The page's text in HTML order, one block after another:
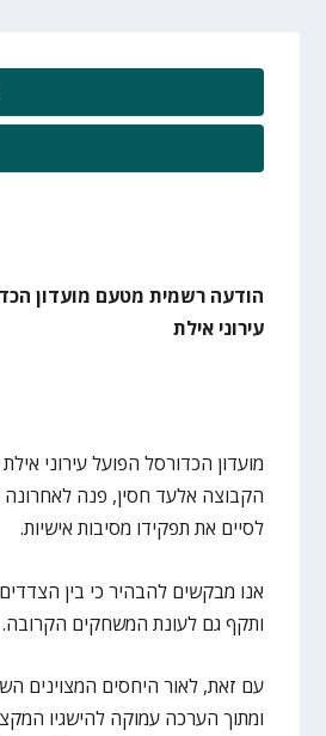
הודעה רשמית מטעם מועדון
עירוני אילת
מועדון הכדורסל הפועל עירוני
הקבוצה אלעד חסין, פנה
לסיים את תפקידו מסיבות אישיות.
אנו מבקשים להבהיר כי בין
ותקף גם לעונת המשחקים הקרובה.
עם זאת, לאור היחסים המצוינים
ומתוך הערכה עמוקה להישגיו